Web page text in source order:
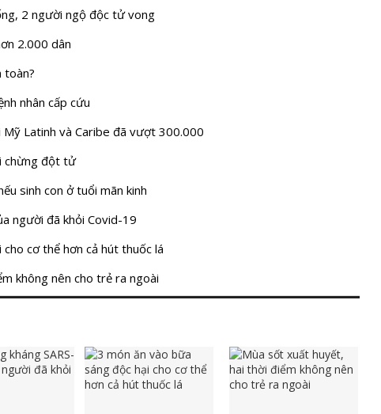
2 người ngộ độc tử vong
2.000 dân
toàn?
nhân cấp cứu
Latinh và Caribe đã vượt 300.000
chừng đột tử
sinh con ở tuổi mãn kinh
người đã khỏi Covid-19
cơ thể hơn cả hút thuốc lá
không nên cho trẻ ra ngoài